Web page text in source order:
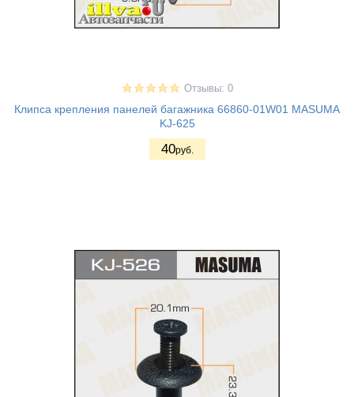
Отзывы: 0
Клипса крепления панелей багажника 66860-01W01 MASUMA
KJ-625
40руб.